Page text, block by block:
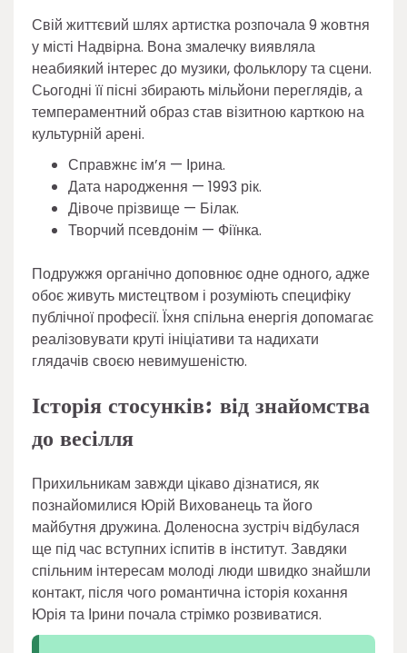
Свій життєвий шлях артистка розпочала 9 жовтня
у місті Надвірна. Вона змалечку виявляла
неабиякий інтерес до музики, фольклору та сцени.
Сьогодні її пісні збирають мільйони переглядів, а
темпераментний образ став візитною карткою на
культурній арені.
Справжнє ім’я — Ірина.
Дата народження — 1993 рік.
Дівоче прізвище — Білак.
Творчий псевдонім — Фіїнка.
Подружжя органічно доповнює одне одного, адже
обоє живуть мистецтвом і розуміють специфіку
публічної професії. Їхня спільна енергія допомагає
реалізовувати круті ініціативи та надихати
глядачів своєю невимушеністю.
Історія стосунків: від знайомства
до весілля
Прихильникам завжди цікаво дізнатися, як
познайомилися Юрій Вихованець та його
майбутня дружина. Доленосна зустріч відбулася
ще під час вступних іспитів в інститут. Завдяки
спільним інтересам молоді люди швидко знайшли
контакт, після чого романтична історія кохання
Юрія та Ірини почала стрімко розвиватися.